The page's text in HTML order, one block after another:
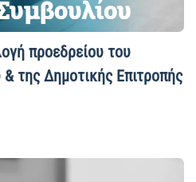
προεδρείου του
της Δημοτικής Επιτροπής